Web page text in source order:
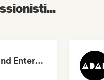
Dreamers Island Entertainment